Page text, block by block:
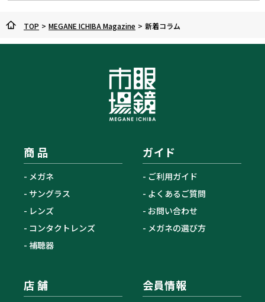
TOP > MEGANE ICHIBA Magazine > 新着コラム
商 品
メガネ
サングラス
レンズ
コンタクトレンズ
補聴器
ガイド
ご利用ガイド
よくあるご質問
お問い合わせ
メガネの選び方
店 舗 会員情報